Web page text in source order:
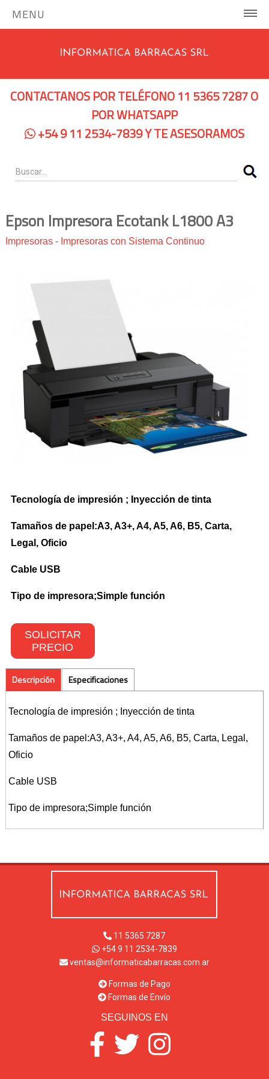
MENU
Notebooks Dell
Pc Hp
IMPRESORAS
Impresoras Multifunción Tinta
Impresoras con Sistema Continuo
Impresora Láser Color
Impresora Láser Monocromatica
Impresora Multifunción Láser Color
Impresora Multifunción Láser Monocromatica
Cartuchos de Hp
Toners Hp
NETWORKING
Switches
Wireless
CONTACTO
CONTACTANOS POR TELÉFONO 11 5365 7287 O
POR WHATSAPP
+54 9 11 2534-7839 Y TE ASESORAMOS
Epson Impresora Ecotank L1800 A3
Impresoras- Impresoras con Sistema Continuo
Tecnología de impresión ; Inyección de tinta
Tamaños de papel:A3, A3+, A4, A5, A6, B5, Carta,
Legal, Oficio
Cable USB
Tipo de impresora;Simple función
SOLICITAR
PRECIO
Descripción Especificaciones
Tecnología de impresión ; Inyección de tinta
Tamaños de papel:A3, A3+, A4, A5, A6, B5, Carta, Legal,
Oficio
Cable USB
Tipo de impresora;Simple función
11 5365 7287
+54 9 11 2534-7839
ventas@informaticabarracas.com.ar
Formas de Pago
Formas de Envío
SEGUINOS EN